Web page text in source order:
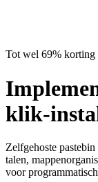
Tot wel 69% korting
klik-
Zelfgehoste
talen,
voor